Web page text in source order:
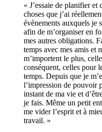
« J’essaie de planifier et
choses que j’ai
évènements auxquels je
afin de m’organiser en
mes autres obligations.
temps avec mes amis et
m’importent le plus,
conséquent, celles pour
temps. Depuis que je
l’impression de pouvoir
instant de ma vie et
je fais. Même un petit
me vider l’esprit et à
travail. »